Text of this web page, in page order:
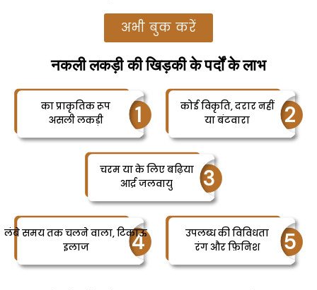
अभी बुक करें
नकली लकड़ी की खिड़की के पर्दों के लाभ
1
का प्राकृतिक रूप
असली लकड़ी
2
कोई विकृति, दरार नहीं
या बंटवारा
3
चरम या के लिए बढ़िया
आर्द्र जलवायु
4
लंबे समय तक चलने वाला, टिकाऊ
इलाज
5
उपलब्ध की विविधता
रंग और फ़िनिश